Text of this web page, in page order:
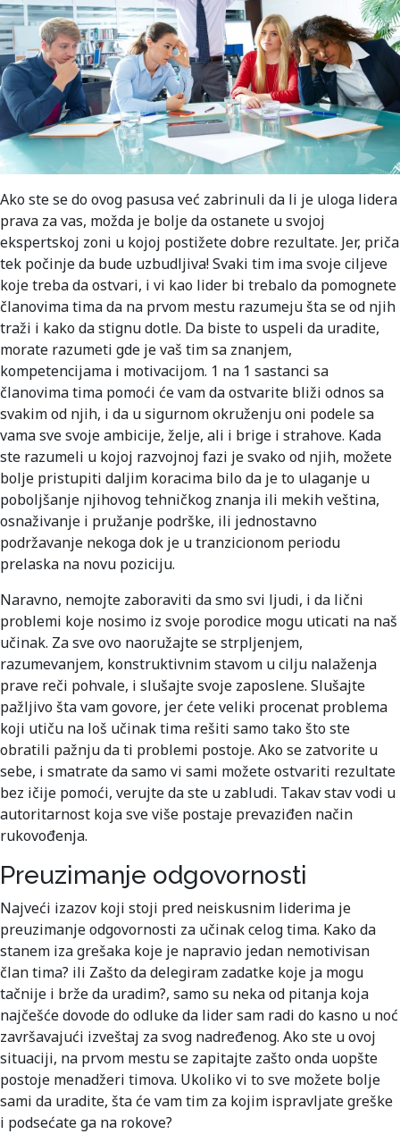
Ako ste se do ovog pasusa već zabrinuli da li je uloga lidera
prava za vas, možda je bolje da ostanete u svojoj
ekspertskoj zoni u kojoj postižete dobre rezultate. Jer, priča
tek počinje da bude uzbudljiva! Svaki tim ima svoje ciljeve
koje treba da ostvari, i vi kao lider bi trebalo da pomognete
članovima tima da na prvom mestu razumeju šta se od njih
traži i kako da stignu dotle. Da biste to uspeli da uradite,
morate razumeti gde je vaš tim sa znanjem,
kompetencijama i motivacijom. 1 na 1 sastanci sa
članovima tima pomoći će vam da ostvarite bliži odnos sa
svakim od njih, i da u sigurnom okruženju oni podele sa
vama sve svoje ambicije, želje, ali i brige i strahove. Kada
ste razumeli u kojoj razvojnoj fazi je svako od njih, možete
bolje pristupiti daljim koracima bilo da je to ulaganje u
poboljšanje njihovog tehničkog znanja ili mekih veština,
osnaživanje i pružanje podrške, ili jednostavno
podržavanje nekoga dok je u tranzicionom periodu
prelaska na novu poziciju.
Naravno, nemojte zaboraviti da smo svi ljudi, i da lični
problemi koje nosimo iz svoje porodice mogu uticati na naš
učinak. Za sve ovo naoružajte se strpljenjem,
razumevanjem, konstruktivnim stavom u cilju nalaženja
prave reči pohvale, i slušajte svoje zaposlene. Slušajte
pažljivo šta vam govore, jer ćete veliki procenat problema
koji utiču na loš učinak tima rešiti samo tako što ste
obratili pažnju da ti problemi postoje. Ako se zatvorite u
sebe, i smatrate da samo vi sami možete ostvariti rezultate
bez ičije pomoći, verujte da ste u zabludi. Takav stav vodi u
autoritarnost koja sve više postaje prevaziđen način
rukovođenja.
Preuzimanje odgovornosti
Najveći izazov koji stoji pred neiskusnim liderima je
preuzimanje odgovornosti za učinak celog tima. Kako da
stanem iza grešaka koje je napravio jedan nemotivisan
član tima? ili Zašto da delegiram zadatke koje ja mogu
tačnije i brže da uradim?, samo su neka od pitanja koja
najčešće dovode do odluke da lider sam radi do kasno u noć
završavajući izveštaj za svog nadređenog. Ako ste u ovoj
situaciji, na prvom mestu se zapitajte zašto onda uopšte
postoje menadžeri timova. Ukoliko vi to sve možete bolje
sami da uradite, šta će vam tim za kojim ispravljate greške
i podsećate ga na rokove?